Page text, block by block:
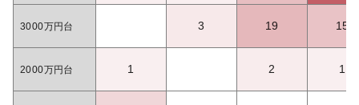
3000万円台 3 19 15
2000万円台 1 2 1